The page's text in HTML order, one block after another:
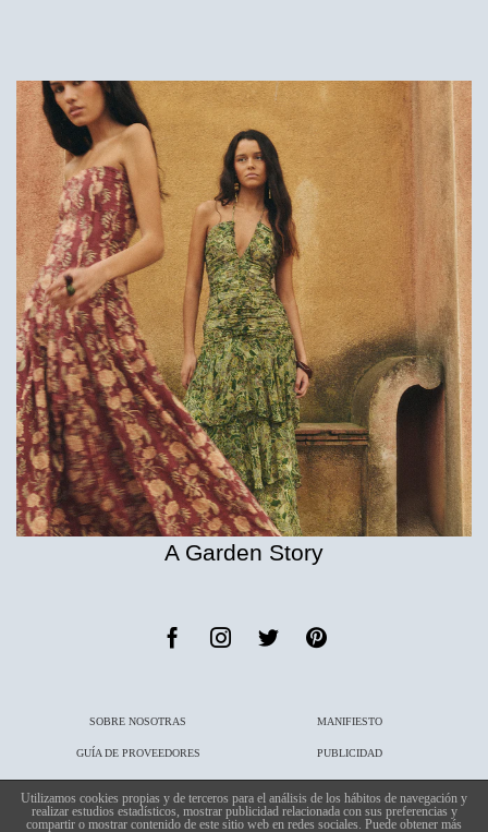
A Garden Story
SOBRE NOSOTRAS MANIFIESTO
GUÍA DE PROVEEDORES PUBLICIDAD
PUBLICACIONES CONTACTO
Utilizamos cookies propias y de terceros para el análisis de los hábitos de navegación y
realizar estudios estadísticos, mostrar publicidad relacionada con sus preferencias y
compartir o mostrar contenido de este sitio web en redes sociales. Puede obtener más